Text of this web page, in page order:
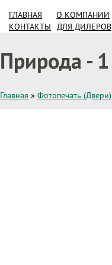
ГЛАВНАЯ О КОМПАНИИ
КОНТАКТЫ
ДЛЯ ДИЛЕРОВ
Природа - 1
Главная » Фотопечать (Двери)